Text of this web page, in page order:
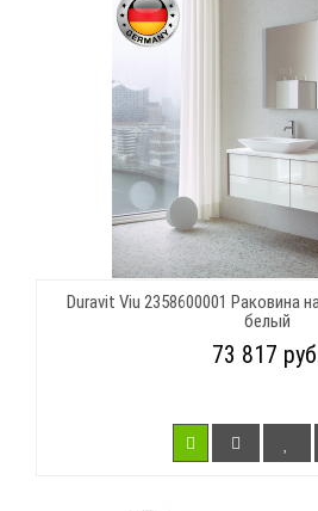
Duravit Viu 2358600001 Раковина
белый
73 817